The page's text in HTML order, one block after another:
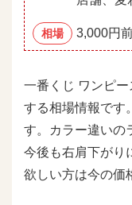
相場 3,000円
一番くじ ワンピ
する相場情報です
す。カラー違いの
今後も右肩下がり
欲しい方は今の価